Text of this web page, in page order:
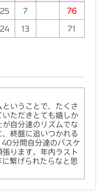
25 7
76
24 13 71
いうことで、たくさ
ただきとても嬉しか
自分達のリズムでな
終盤に追いつかれる
分間自分達のバスケ
ります。年内ラスト
繋げられたらなと思